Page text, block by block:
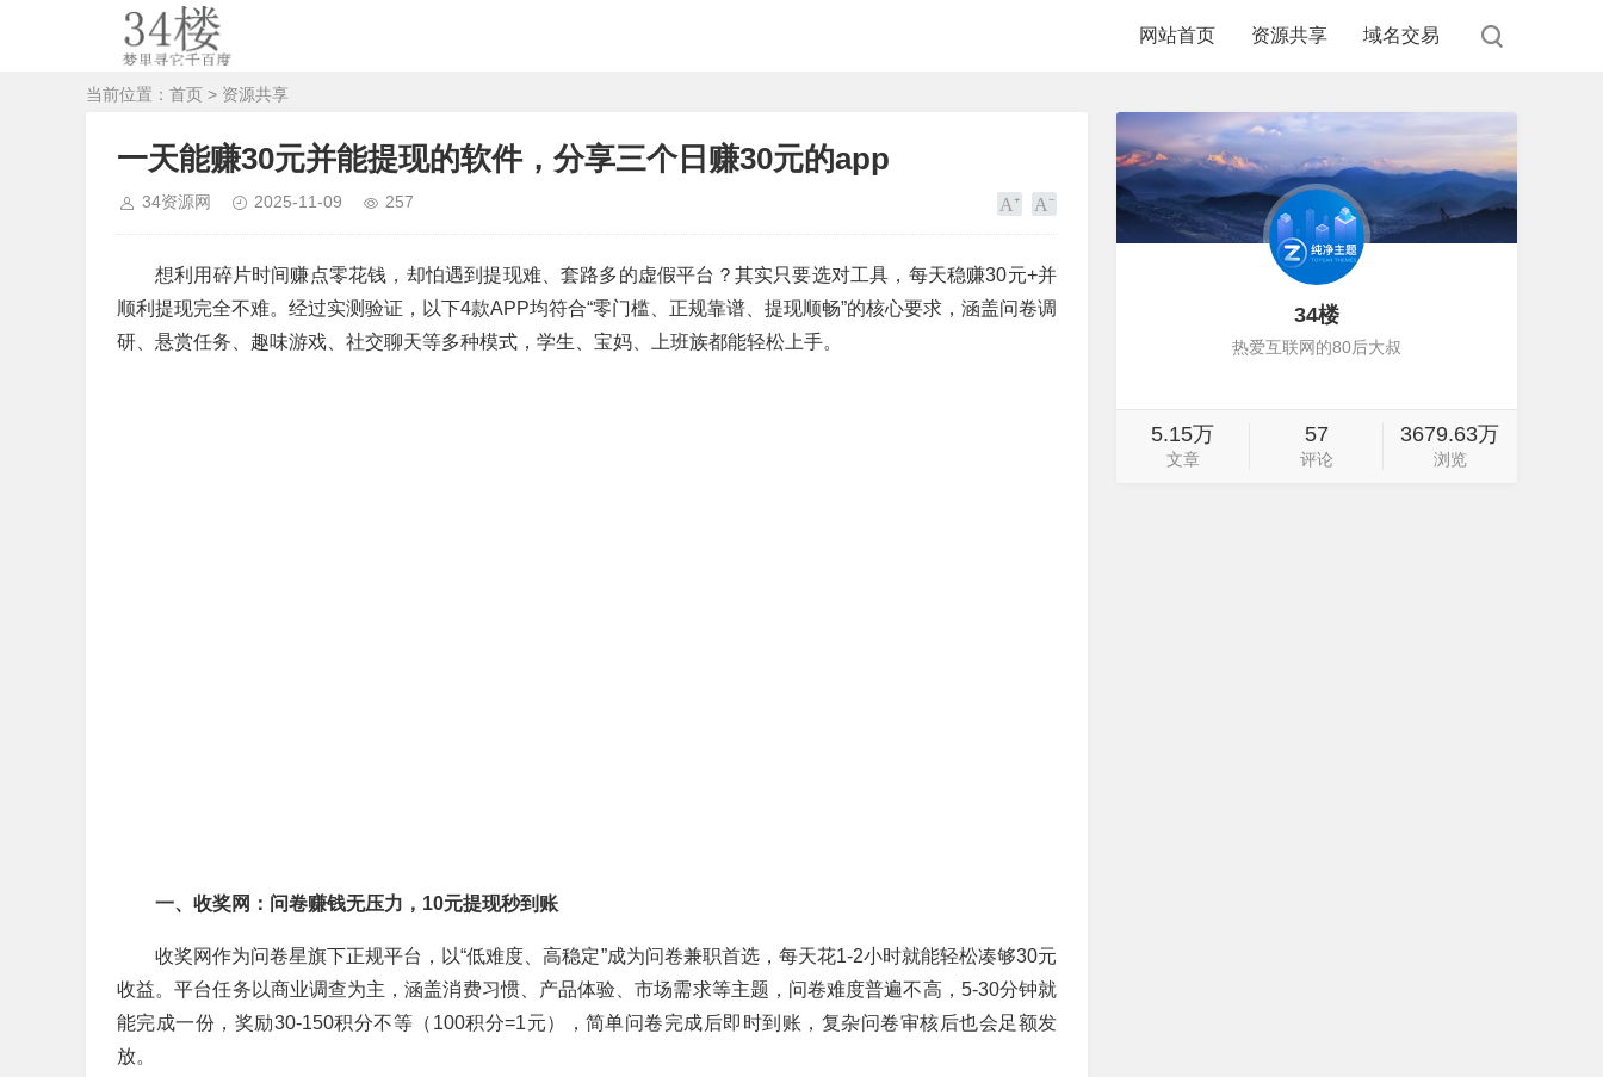
网站首页 资源共享 域名交易
当前位置： 首页 > 资源共享
一天能赚30元并能提现的软件，分享三个日赚30元的app
34资源网 2025-11-09 257
想利用碎片时间赚点零花钱，却怕遇到提现难、套路多的虚假平台？其实只要选对工具，每天稳赚30元+并
顺利提现完全不难。经过实测验证，以下4款APP均符合“零门槛、正规靠谱、提现顺畅”的核心要求，涵盖问卷调
研、悬赏任务、趣味游戏、社交聊天等多种模式，学生、宝妈、上班族都能轻松上手。
一、收奖网：问卷赚钱无压力，10元提现秒到账
收奖网作为问卷星旗下正规平台，以“低难度、高稳定”成为问卷兼职首选，每天花1-2小时就能轻松凑够30元
收益。平台任务以商业调查为主，涵盖消费习惯、产品体验、市场需求等主题，问卷难度普遍不高，5-30分钟就
能完成一份，奖励30-150积分不等（100积分=1元），简单问卷完成后即时到账，复杂问卷审核后也会足额发
放。
34楼
热爱互联网的80后大叔
5.15万
文章
57
评论
3679.63万
浏览